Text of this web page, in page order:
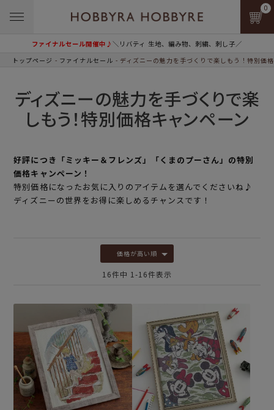
ファイナルセール開催中♪＼リバティ 生地、編み物、刺繍、刺し子／
0
トップページ ファイナルセール ディズニーの魅力を手づくりで楽しもう！特別価
ディズニーの魅力を手づくりで楽
しもう！特別価格キャンペーン
好評につき「ミッキー＆フレンズ」「くまのプーさん」の特別
価格キャンペーン！
特別価格になったお気に入りのアイテムを選んでくださいね♪
ディズニーの世界をお得に楽しめるチャンスです！
価格が高い順
16件中 1 -16件表示